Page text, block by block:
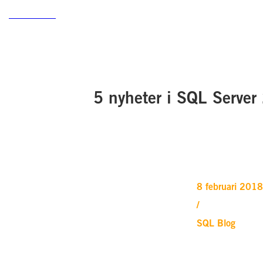
5 nyheter i SQL
8 februari 2018
/
SQL Blog